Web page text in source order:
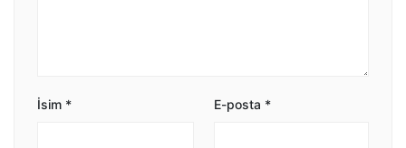
İsim * E-posta *